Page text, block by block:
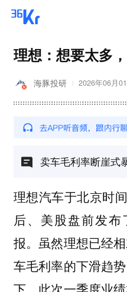
理想：想要太多
海豚投研 2026年06月
卖车毛利率断崖式
理想汽车于北京时
后、美股盘前发布
报。虽然理想已经
车毛利率的下滑趋
下，此次一季度业